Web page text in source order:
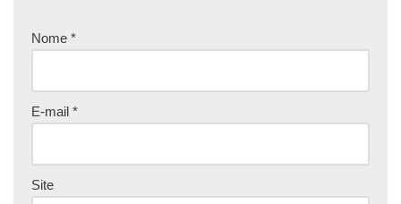
Nome *
E-mail *
Site